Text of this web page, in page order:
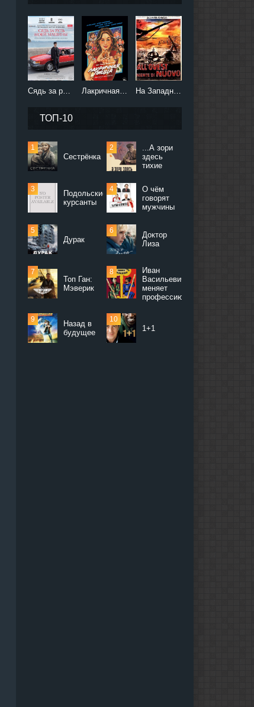
Сядь за руль моей машины (2021) Лакричная пицца (2021) На Западном фронте без перемен (2022)
ТОП-10
Сестрёнка
...А зори
здесь
тихие
Подольские
курсанты
О чём
говорят
мужчины
Дурак
Доктор
Лиза
Топ Ган:
Мэверик
Иван
Васильевич
меняет
профессию
Назад в
будущее
1+1